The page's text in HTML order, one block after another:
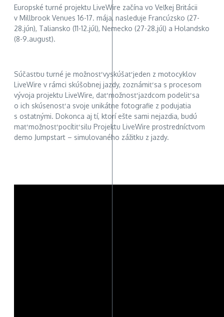
Europské turné projektu LiveWire začína vo Veľkej Britácii
v Millbrook Venues 16-17. mája, nasleduje Francúzsko (27-
28.jún), Taliansko (11-12.júl), Nemecko (27-28.júl) a Holandsko
(8-9.august).
Súčasťou turné je možnosť vyskúšať jeden z motocyklov
LiveWire v rámci skúšobnej jazdy, zoznámiť sa s procesom
vývoja projektu LiveWire, dať možnosť jazdcom podeliť sa
o ich skúsenosť a svoje unikátne fotografie z podujatia
s ostatnými. Dokonca aj tí, ktorí ešte sami nejazdia, budú
mať možnosť pocítiť silu Projektu LiveWire prostredníctvom
demo Jumpstart – simulovaného zážitku z jazdy.